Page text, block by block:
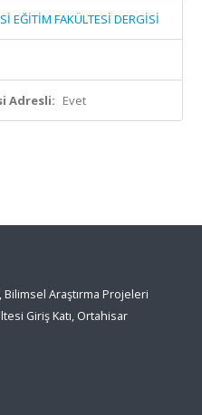
EĞİTİM FAKÜLTESİ DERGİSİ
Adresli: Evet
Araştırma Projeleri
Giriş Katı, Ortahisar